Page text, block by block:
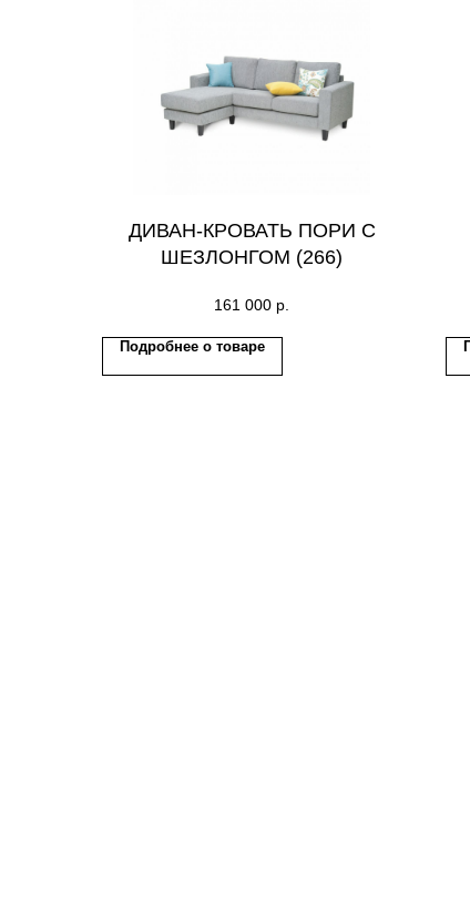
ДИВАН-КРОВАТЬ ПОРИ С
ШЕЗЛОНГОМ (266)
161 000 р.
Подробнее о товаре